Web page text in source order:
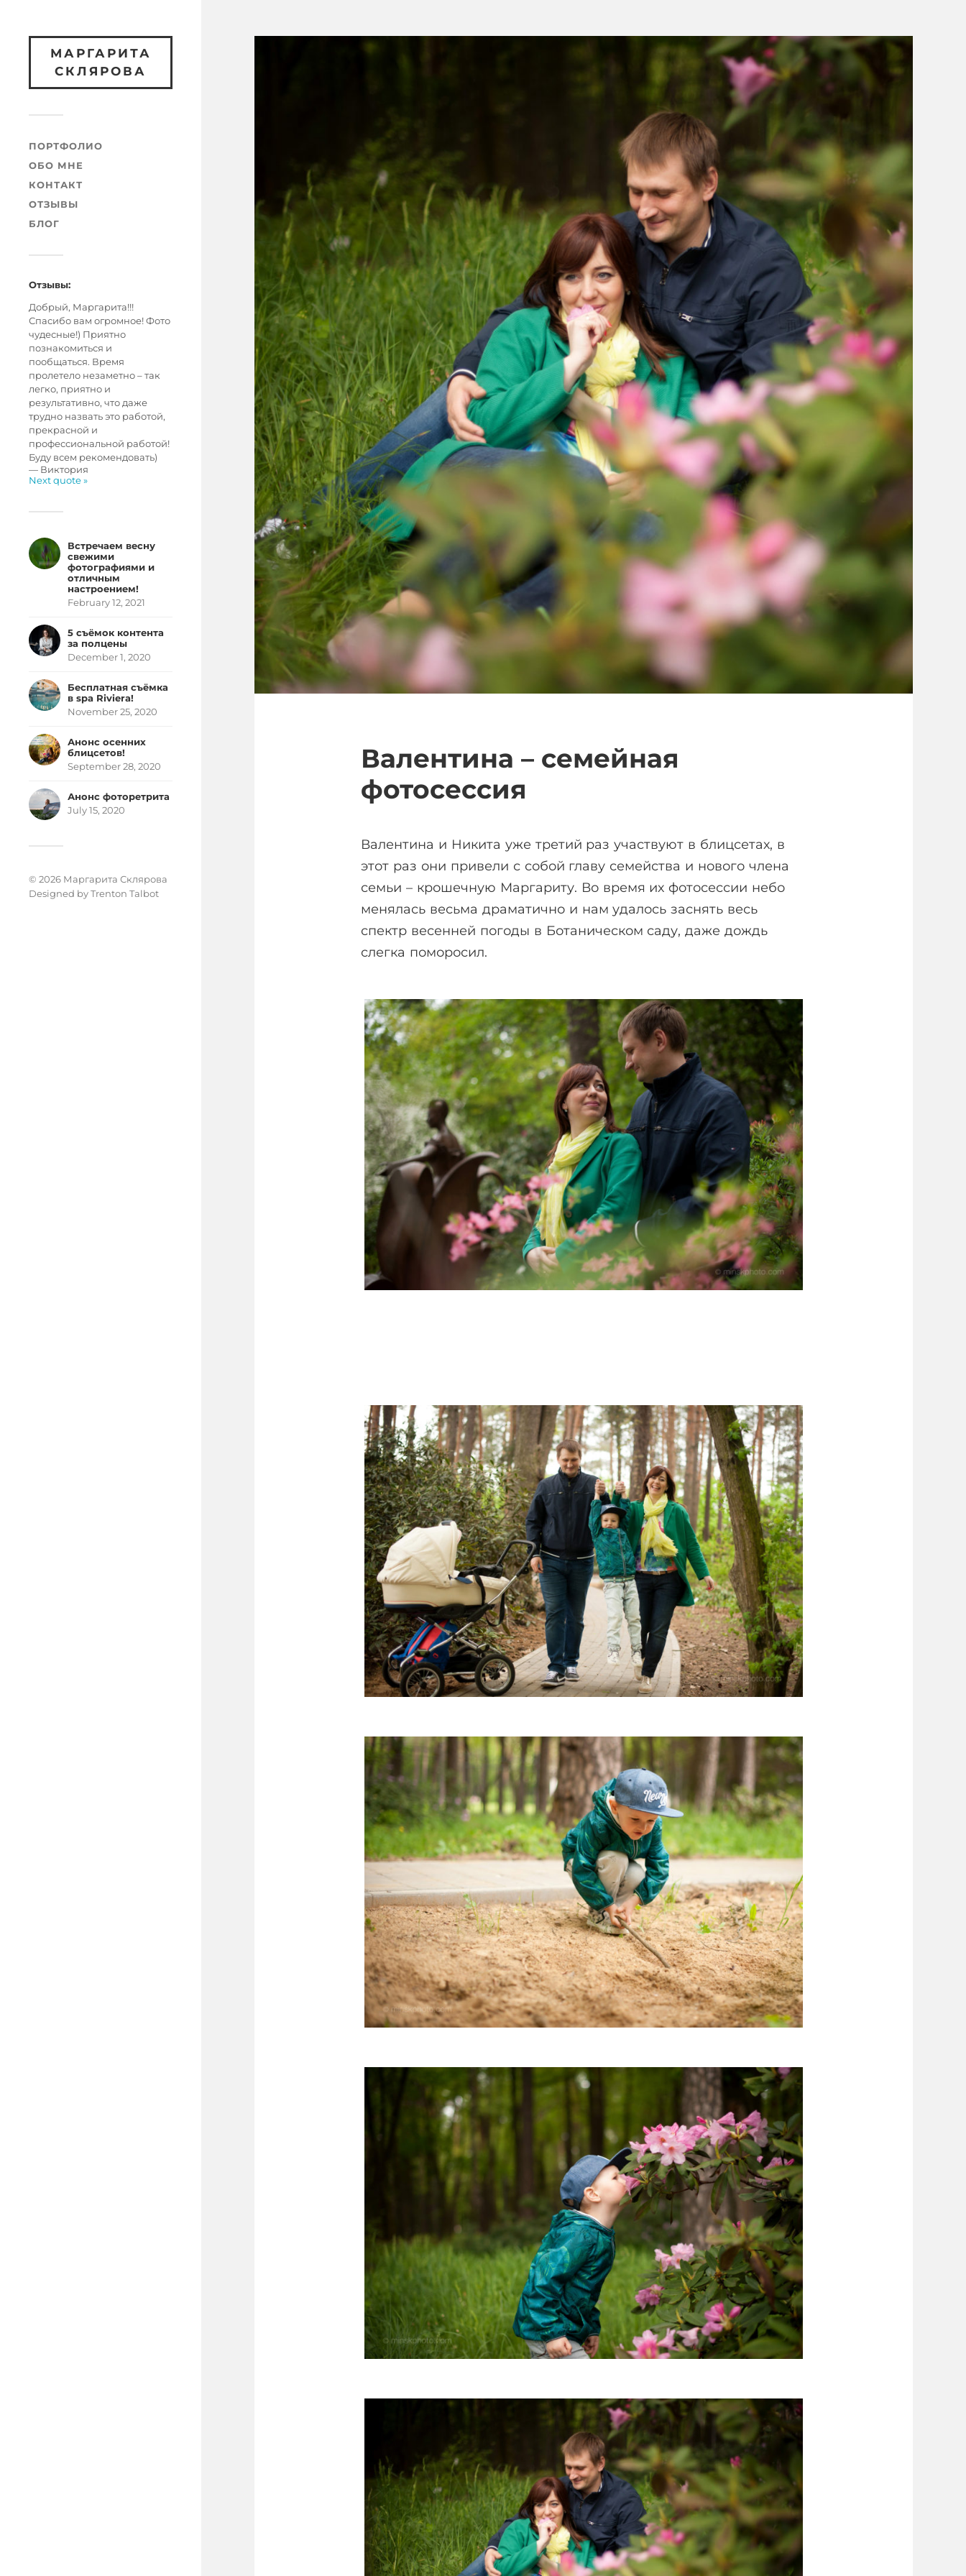
МАРГАРИТА
СКЛЯРОВА
ПОРТФОЛИО
ОБО МНЕ
КОНТАКТ
ОТЗЫВЫ
БЛОГ
Отзывы:
Добрый, Маргарита!!!
Спасибо вам огромное! Фото
чудесные!) Приятно
познакомиться и
пообщаться. Время
пролетело незаметно – так
легко, приятно и
результативно, что даже
трудно назвать это работой,
прекрасной и
профессиональной работой!
Буду всем рекомендовать)
— Виктория
Next quote »
Встречаем весну
свежими
фотографиями и
отличным
настроением!
February 12, 2021
5 съёмок контента
за полцены
December 1, 2020
Бесплатная съёмка
в spa Riviera!
November 25, 2020
Анонс осенних
блицсетов!
September 28, 2020
Анонс фоторетрита
July 15, 2020
© 2026 Маргарита Склярова
Designed byTrenton Talbot
Валентина – семейная
фотосессия
Валентина и Никита уже третий раз участвуют в блицсетах, в
этот раз они привели с собой главу семейства и нового члена
семьи – крошечную Маргариту. Во время их фотосессии небо
менялась весьма драматично и нам удалось заснять весь
спектр весенней погоды в Ботаническом саду, даже дождь
слегка поморосил.